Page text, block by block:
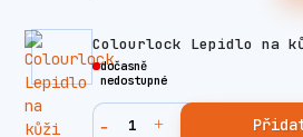
Colourlock Lepidlo na
dočasně
nedostupné